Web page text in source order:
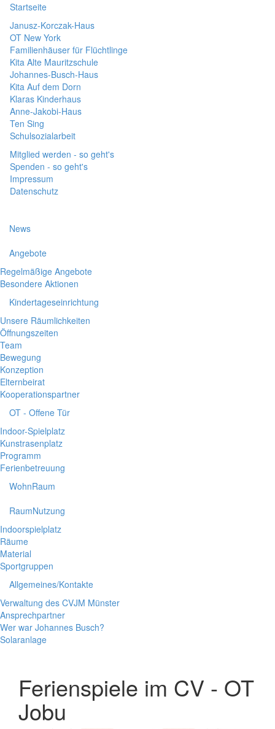
Startseite
Janusz-Korczak-Haus
OT New York
Familienhäuser für Flüchtlinge
Kita Alte Mauritzschule
Johannes-Busch-Haus
Kita Auf dem Dorn
Klaras Kinderhaus
Anne-Jakobi-Haus
Ten Sing
Schulsozialarbeit
Mitglied werden - so geht's
Spenden - so geht's
Impressum
Datenschutz
News
Angebote
Regelmäßige Angebote
Besondere Aktionen
Kindertageseinrichtung
Unsere Räumlichkeiten
Öffnungszeiten
Team
Bewegung
Konzeption
Elternbeirat
Kooperationspartner
OT - Offene Tür
Indoor-Spielplatz
Kunstrasenplatz
Programm
Ferienbetreuung
WohnRaum
RaumNutzung
Indoorspielplatz
Räume
Material
Sportgruppen
Allgemeines/Kontakte
Verwaltung des CVJM Münster
Ansprechpartner
Wer war Johannes Busch?
Solaranlage
Ferienspiele im CV - OT
Jobu